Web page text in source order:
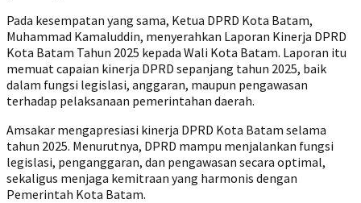
Pada kesempatan yang sama, Ketua DPRD Kota Batam,
Muhammad Kamaluddin, menyerahkan Laporan Kinerja DPRD
Kota Batam Tahun 2025 kepada Wali Kota Batam. Laporan itu
memuat capaian kinerja DPRD sepanjang tahun 2025, baik
dalam fungsi legislasi, anggaran, maupun pengawasan
terhadap pelaksanaan pemerintahan daerah.
Amsakar mengapresiasi kinerja DPRD Kota Batam selama
tahun 2025. Menurutnya, DPRD mampu menjalankan fungsi
legislasi, penganggaran, dan pengawasan secara optimal,
sekaligus menjaga kemitraan yang harmonis dengan
Pemerintah Kota Batam.